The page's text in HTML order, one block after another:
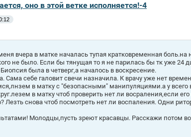
оно в этой ветке исполняется!-4
вчера в матке началась тупая кратковременная боль.на
не было. Если бы тянущая то я не парилась бы тк уже 24
Биопсия была в четверг,а началось в воскресение.
себе галовит свечи назначила. К врачу уже нет
в матку с "безопасными" манипуляциями.а у всего
в матку чтоб проверить нет ли восраления,если его
Лезть снова чтоб посмотреть нет ли воспаления. Одни
Молодцы,пусть зреют красавцы. Расскажи потом